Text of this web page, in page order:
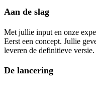
Aan de slag
Met jullie input en onze
Eerst een concept. Jullie
leveren de definitieve versie.
De lancering